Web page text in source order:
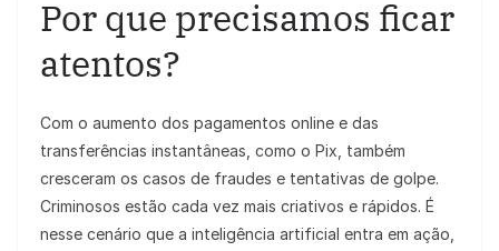
Por que precisamos ficar
atentos?
Com o aumento dos pagamentos online e das
transferências instantâneas, como o Pix, também
cresceram os casos de fraudes e tentativas de golpe.
Criminosos estão cada vez mais criativos e rápidos. É
nesse cenário que a inteligência artificial entra em ação,